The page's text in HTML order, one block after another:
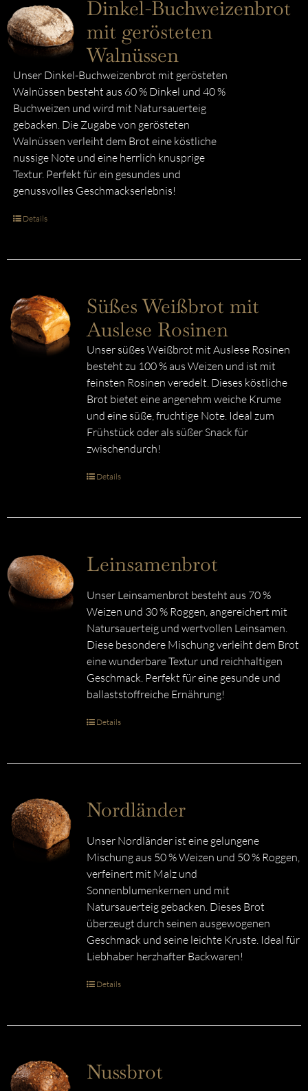
Dinkel-Buchweizenbrot
mit gerösteten
Walnüssen
Unser Dinkel-Buchweizenbrot mit gerösteten
Walnüssen besteht aus 60 % Dinkel und 40 %
Buchweizen und wird mit Natursauerteig
gebacken. Die Zugabe von gerösteten
Walnüssen verleiht dem Brot eine köstliche
nussige Note und eine herrlich knusprige
Textur. Perfekt für ein gesundes und
genussvolles Geschmackserlebnis!
Details
Süßes Weißbrot mit
Auslese Rosinen
Unser süßes Weißbrot mit Auslese Rosinen
besteht zu 100 % aus Weizen und ist mit
feinsten Rosinen veredelt. Dieses köstliche
Brot bietet eine angenehm weiche Krume
und eine süße, fruchtige Note. Ideal zum
Frühstück oder als süßer Snack für
zwischendurch!
Details
Leinsamenbrot
Unser Leinsamenbrot besteht aus 70 %
Weizen und 30 % Roggen, angereichert mit
Natursauerteig und wertvollen Leinsamen.
Diese besondere Mischung verleiht dem Brot
eine wunderbare Textur und reichhaltigen
Geschmack. Perfekt für eine gesunde und
ballaststoffreiche Ernährung!
Details
Nordländer
Unser Nordländer ist eine gelungene
Mischung aus 50 % Weizen und 50 % Roggen,
verfeinert mit Malz und
Sonnenblumenkernen und mit
Natursauerteig gebacken. Dieses Brot
überzeugt durch seinen ausgewogenen
Geschmack und seine leichte Kruste. Ideal für
Liebhaber herzhafter Backwaren!
Details
Nussbrot